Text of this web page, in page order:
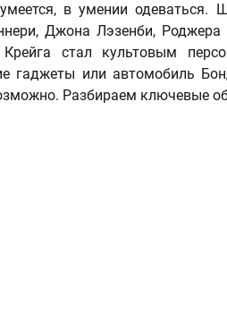
в умении одеваться.
Джона Лэзенби, Роджера
стал культовым
гаджеты или автомобиль
Разбираем ключевые